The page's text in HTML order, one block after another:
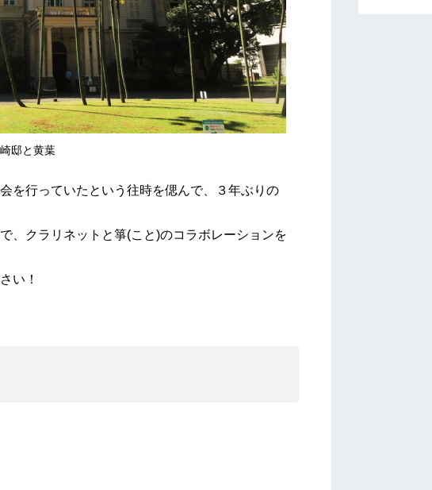
邸と黄葉
を行っていたという往時を偲んで、３年ぶりの
、クラリネットと箏(こと)のコラボレーションを
い！